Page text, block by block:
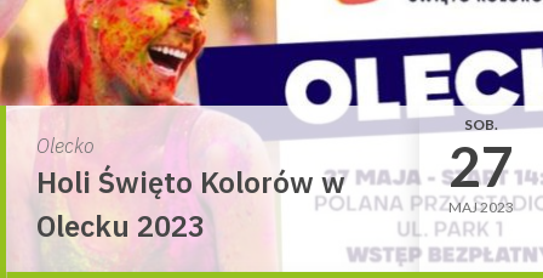
Olecko
Holi Święto Kolorów w
Olecku 2023
SOB.
27
MAJ 2023